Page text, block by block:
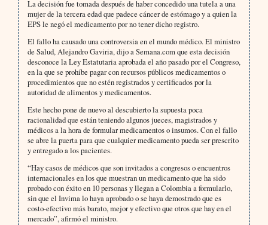
La decisión fue tomada después de haber concedido una tutela a una
mujer de la tercera edad que padece cáncer de estómago y a quien la
EPS le negó el medicamento por no tener dicho registro.
El fallo ha causado una controversia en el mundo médico. El ministro
de Salud, Alejandro Gaviria, dijo a Semana.com que esta decisión
desconoce la Ley Estatutaria aprobada el año pasado por el Congreso,
en la que se prohíbe pagar con recursos públicos medicamentos o
procedimientos que no estén registrados y certificados por la
autoridad de alimentos y medicamentos.
Este hecho pone de nuevo al descubierto la supuesta poca
racionalidad que están teniendo algunos jueces, magistrados y
médicos a la hora de formular medicamentos o insumos. Con el fallo
se abre la puerta para que cualquier medicamento pueda ser prescrito
y entregado a los pacientes.
“Hay casos de médicos que son invitados a congresos o encuentros
internacionales en los que muestran un medicamento que ha sido
probado con éxito en 10 personas y llegan a Colombia a formularlo,
sin que el Invima lo haya aprobado o se haya demostrado que es
costo-efectivo más barato, mejor y efectivo que otros que hay en el
mercado”, afirmó el ministro.